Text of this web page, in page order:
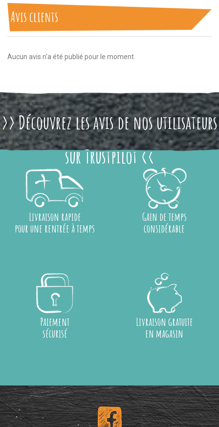
Avis clients
Aucun avis n'a été publié pour le moment.
>> Découvrez les avis de nos utilisateurs
sur Trustpilot <<
Livraison rapide
pour une rentrée à temps
Gain de temps
considérable
Paiement
sécurisé
Livraison gratuite
en magasin